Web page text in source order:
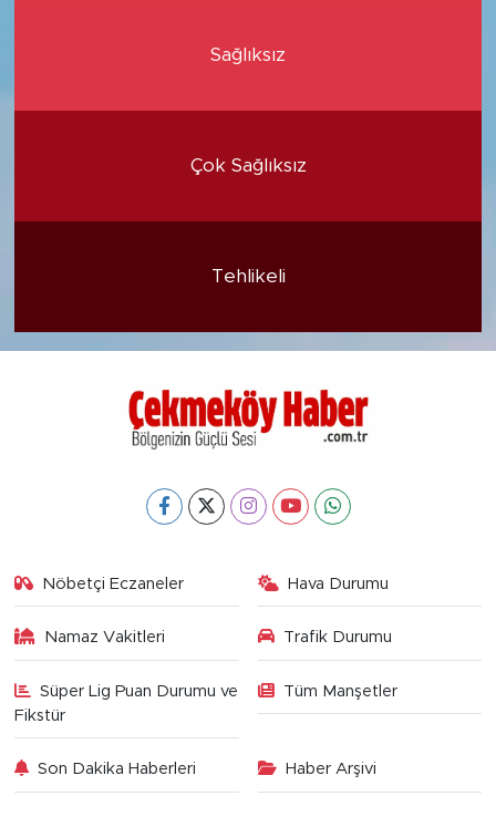
Sağlıksız
Çok Sağlıksız
Tehlikeli
Nöbetçi Eczaneler Hava Durumu
Namaz Vakitleri Trafik Durumu
Süper Lig Puan Durumu ve
Fikstür
Tüm Manşetler
Son Dakika Haberleri Haber Arşivi